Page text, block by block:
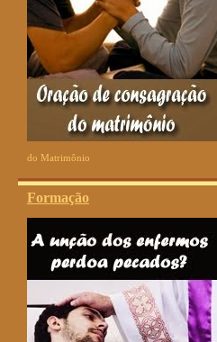
do Matrimônio
Formação